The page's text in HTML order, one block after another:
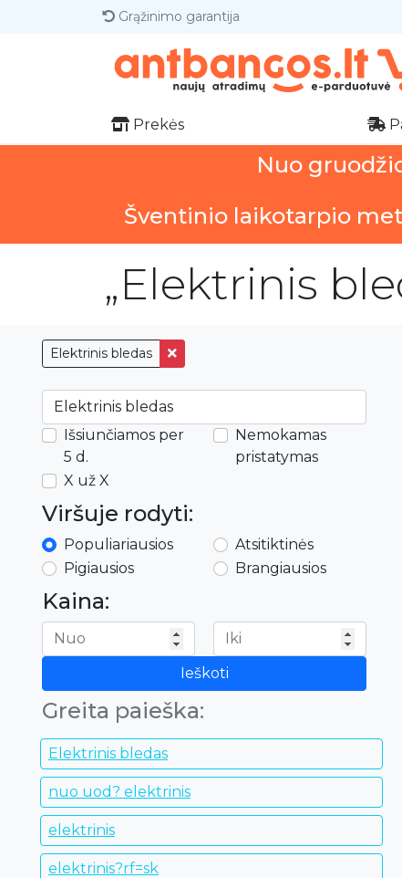
Grąžinimo garantija
Prekės
Nuo
Šventinio laikotarpio
„Elektrinis
Elektrinis bledas
Išsiunčiamos per
5 d.
Nemokamas
pristatymas
X už X
Viršuje rodyti:
Populiariausios
Atsitiktinės
Pigiausios
Brangiausios
Kaina:
Ieškoti
Greita paieška:
Elektrinis bledas
nuo uod? elektrinis
elektrinis
elektrinis?rf=sk